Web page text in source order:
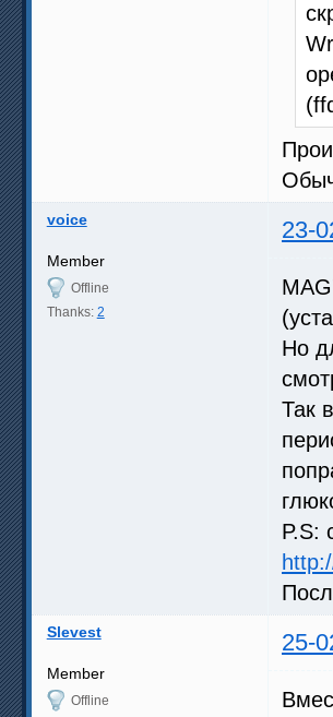
voice 23-
Member
Offline
Thanks: 2
Но
Так
P.S:
Slevest 25-
Member
Offline